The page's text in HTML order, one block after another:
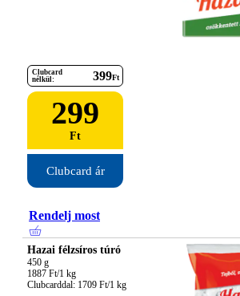
Clubcard
nélkül:
399Ft
299
Ft
Clubcard ár
Rendelj most
Hazai félzsíros túró
450 g
1887 Ft/1 kg
Clubcarddal: 1709 Ft/1 kg